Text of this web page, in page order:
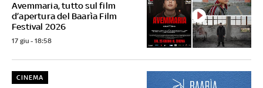
Avemmaria, tutto sul film
d’apertura del Baarìa Film
Festival 2026
17 giu - 18:58
CINEMA